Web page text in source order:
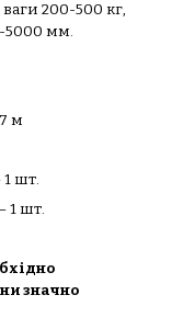
200-500 кг,
5000 мм.
м
шт.
1 шт.
значно